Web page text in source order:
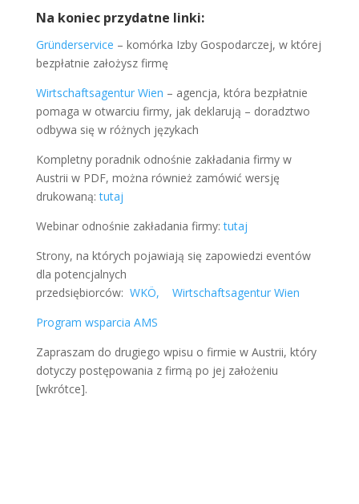
Na koniec przydatne linki:
Gründerservice – komórka Izby Gospodarczej, w której
bezpłatnie założysz firmę
Wirtschaftsagentur Wien – agencja, która bezpłatnie
pomaga w otwarciu firmy, jak deklarują – doradztwo
odbywa się w różnych językach
Kompletny poradnik odnośnie zakładania firmy w
Austrii w PDF, można również zamówić wersję
drukowaną:tutaj
Webinar odnośnie zakładania firmy:tutaj
Strony, na których pojawiają się zapowiedzi eventów
dla potencjalnych
przedsiębiorców: WKÖ, Wirtschaftsagentur Wien
Program wsparcia AMS
Zapraszam do drugiego wpisu o firmie w Austrii, który
dotyczy postępowania z firmą po jej założeniu
[wkrótce].